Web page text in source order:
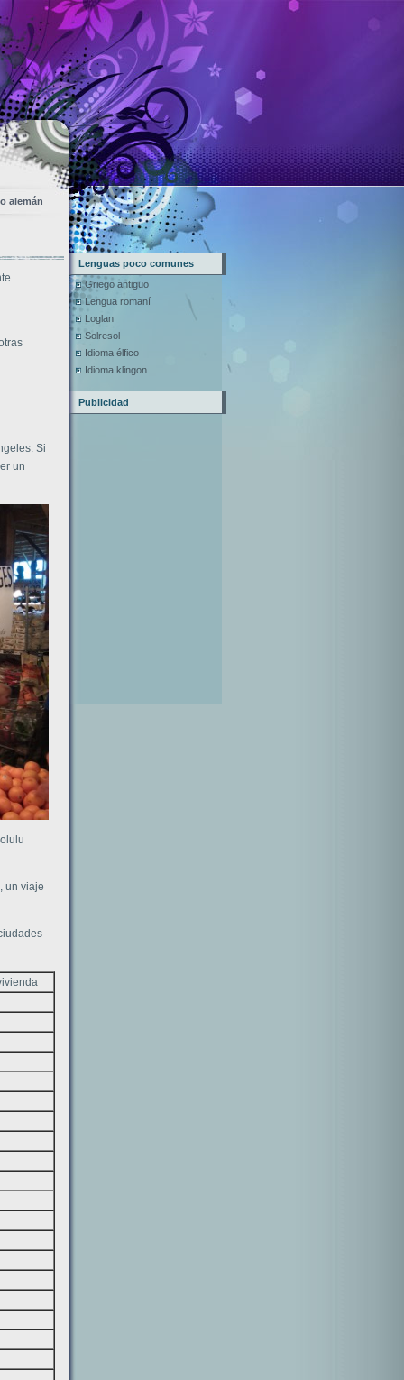
alemán
Si
un
un viaje
Lenguas poco comunes
Griego antiguo
Lengua romaní
Loglan
Solresol
Idioma élfico
Idioma klingon
Publicidad